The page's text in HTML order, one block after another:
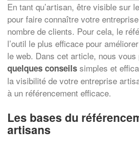
En tant qu’artisan, être visible sur
pour faire connaître votre
nombre de clients. Pour cela, le
l’outil le plus efficace pour
le web. Dans cet article, nous vous
quelques conseils simples et
la visibilité de votre entreprise
à un référencement efficace.
Les bases du
artisans